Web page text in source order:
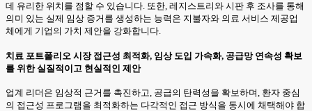
데 유리한 위치를 점할 수 있습니다. 또한, 레지스트리와 시판 후 조사를 통해
의미 있는 실제 임상 증거를 생성하는 능력은 지불자와 의료 서비스 제공업
체에게 기업의 가치 제안을 강화합니다.
치료 포트폴리오 시장 접근성 최적화, 임상 도입 가속화, 공급망 연속성 확보
를 위한 실질적이고 현실적인 제안
업계 리더은 임상적 근거를 촉진하고, 공급의 탄력성을 확보하며, 환자 중심
의 접근성 프로그램을 최적화하는 다각적인 접근 방식을 동시에 채택해야 합